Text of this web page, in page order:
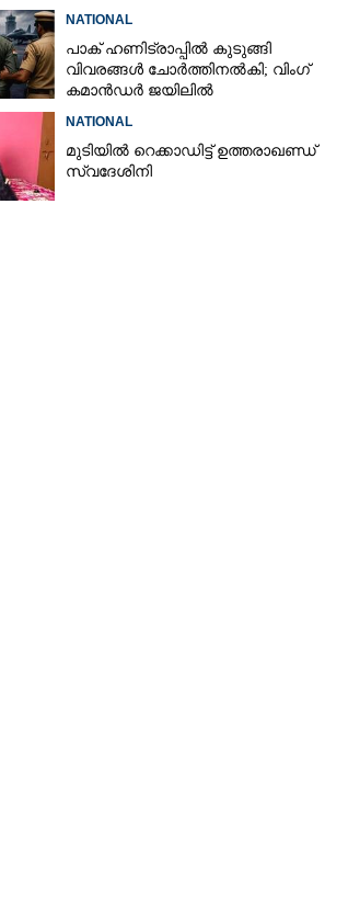
NATIONAL
പാക് ഹണിട്രാപ്പിൽ കുടുങ്ങി
വിവരങ്ങൾ ചോർത്തിനൽകി;​ വിംഗ്
കമാൻഡർ ജയിലിൽ
NATIONAL
മുടിയിൽ റെക്കാഡിട്ട് ഉത്തരാഖണ്ഡ്
സ്വദേശിനി